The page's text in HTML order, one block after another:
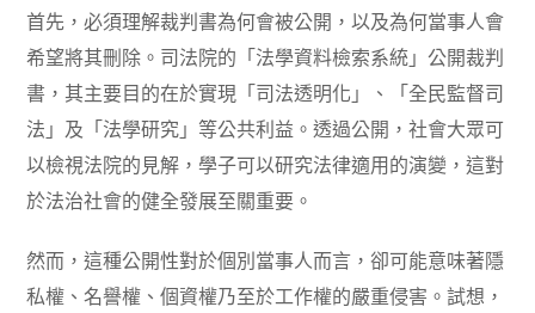
首先，必須理解裁判書為何會被公開，以及為何當事人會
希望將其刪除。司法院的「法學資料檢索系統」公開裁判
書，其主要目的在於實現「司法透明化」、「全民監督司
法」及「法學研究」等公共利益。透過公開，社會大眾可
以檢視法院的見解，學子可以研究法律適用的演變，這對
於法治社會的健全發展至關重要。
然而，這種公開性對於個別當事人而言，卻可能意味著隱
私權、名譽權、個資權乃至於工作權的嚴重侵害。試想，